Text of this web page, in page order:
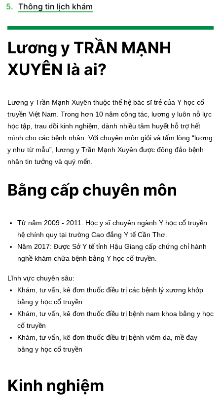
Thông tin lịch khám
Lương y TRẦN MẠNH
XUYÊN là ai?
Lương y Trần Mạnh Xuyên thuộc thế hệ bác sĩ trẻ của Y học cổ
truyền Việt Nam. Trong hơn 10 năm công tác, lương y luôn nỗ lực
học tập, trau dồi kinh nghiệm, dành nhiều tâm huyết hỗ trợ hết
mình cho các bệnh nhân. Với chuyên môn giỏi và tấm lòng “lương
y như từ mẫu”, lương y Trần Mạnh Xuyên được đông đảo bệnh
nhân tin tưởng và quý mến.
Bằng cấp chuyên môn
Từ năm 2009 - 2011: Học y sĩ chuyên ngành Y học cổ truyền
hệ chính quy tại trường Cao đẳng Y tế Cần Thơ.
Năm 2017: Được Sở Y tế tỉnh Hậu Giang cấp chứng chỉ hành
nghề khám chữa bệnh bằng Y học cổ truyền.
Lĩnh vực chuyên sâu:
Khám, tư vấn, kê đơn thuốc điều trị các bệnh lý xương khớp
bằng y học cổ truyền
Khám, tư vấn, kê đơn thuốc điều trị bệnh nam khoa bằng y học
cổ truyền
Khám, tư vấn, kê đơn thuốc điều trị bệnh viêm da, mề đay
bằng y học cổ truyền
Kinh nghiệm